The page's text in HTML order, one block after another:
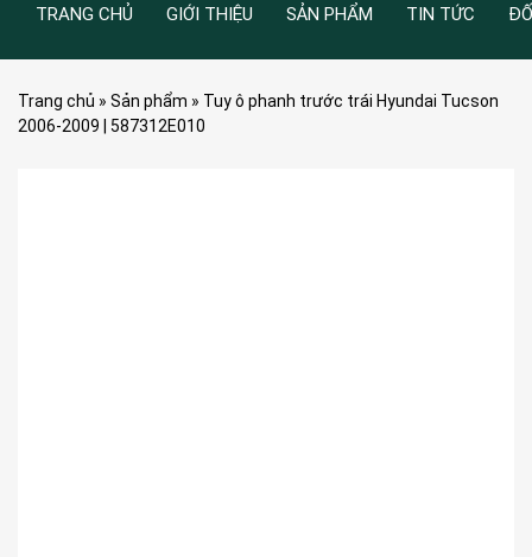
TRANG CHỦ GIỚI THIỆU SẢN PHẨM TIN TỨC
Trang chủ » Sản phẩm » Tuy ô phanh trước trái Hyundai Tucson
2006-2009 | 587312E010